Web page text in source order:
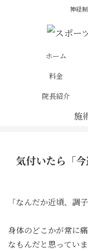
神経
ホーム
料金
院長紹介
気付いたら「今
「なんだか近頃、調
身体のどこかが常に
なもんだと思ってい